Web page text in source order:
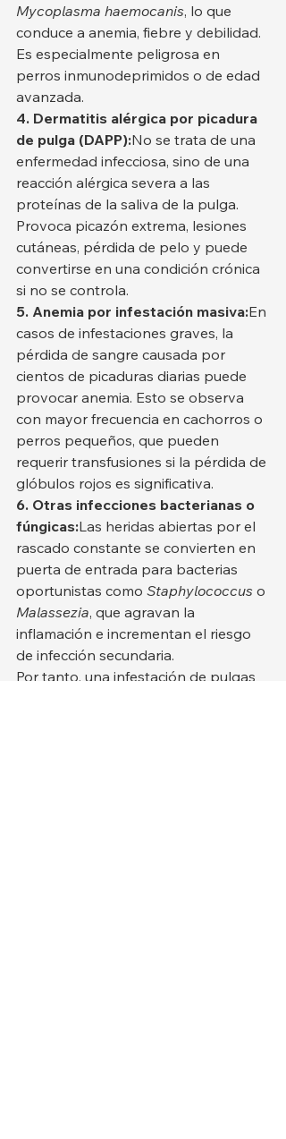
Mycoplasma haemocanis, lo que
conduce a anemia, fiebre y debilidad.
Es especialmente peligrosa en
perros inmunodeprimidos o de edad
avanzada.
4. Dermatitis alérgica por picadura
de pulga (DAPP):No se trata de una
enfermedad infecciosa, sino de una
reacción alérgica severa a las
proteínas de la saliva de la pulga.
Provoca picazón extrema, lesiones
cutáneas, pérdida de pelo y puede
convertirse en una condición crónica
si no se controla.
5. Anemia por infestación masiva:En
casos de infestaciones graves, la
pérdida de sangre causada por
cientos de picaduras diarias puede
provocar anemia. Esto se observa
con mayor frecuencia en cachorros o
perros pequeños, que pueden
requerir transfusiones si la pérdida de
glóbulos rojos es significativa.
6. Otras infecciones bacterianas o
fúngicas:Las heridas abiertas por el
rascado constante se convierten en
puerta de entrada para bacterias
oportunistas como Staphylococcus o
Malassezia, que agravan la
inflamación e incrementan el riesgo
de infección secundaria.
Por tanto, una infestación de pulgas